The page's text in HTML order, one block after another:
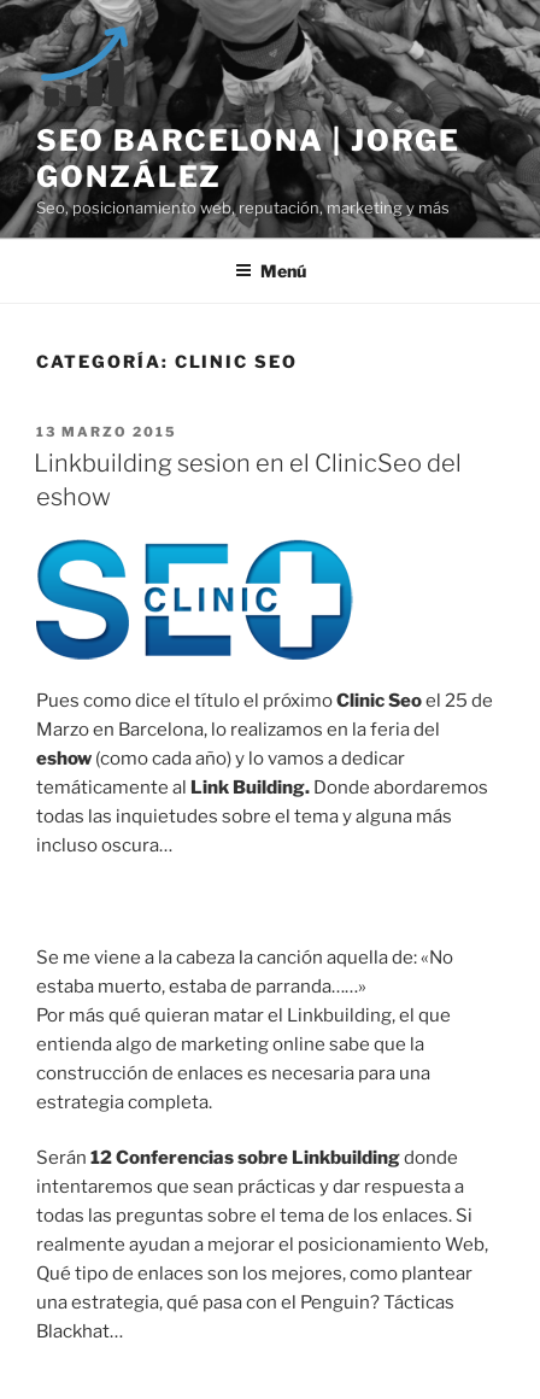
Saltar
al
contenido
SEO BARCELONA | JORGE
GONZÁLEZ
Seo, posicionamiento web, reputación, marketing y más
Menú
CATEGORÍA: CLINIC SEO
PUBLICADO
EL
13 MARZO 2015
Linkbuilding sesion en el ClinicSeo del
eshow
Pues como dice el título el próximoClinic Seoel 25 de
Marzo en Barcelona, lo realizamos en la feria del
eshow (como cada año) y lo vamos a dedicar
temáticamente al Link Building. Donde abordaremos
todas las inquietudes sobre el tema y alguna más
incluso oscura…
Se me viene a la cabeza la canción aquella de: «No
estaba muerto, estaba de parranda……»
Por más qué quieran matar el Linkbuilding, el que
entienda algo de marketing online sabe que la
construcción de enlaces es necesaria para una
estrategia completa.
Serán 12 Conferencias sobre Linkbuildingdonde
intentaremos que sean prácticas y dar respuesta a
todas las preguntas sobre el tema de los enlaces. Si
realmente ayudan a mejorar el posicionamiento Web,
Qué tipo de enlaces son los mejores, como plantear
una estrategia, qué pasa con el Penguin? Tácticas
Blackhat…